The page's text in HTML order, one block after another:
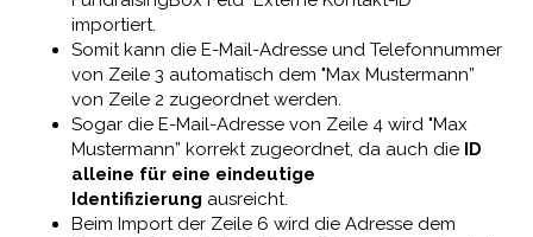
importiert.
Somit kann die E-Mail-Adresse und Telefonnummer
von Zeile 3 automatisch dem "Max Mustermann”
von Zeile 2 zugeordnet werden.
Sogar die E-Mail-Adresse von Zeile 4 wird "Max
Mustermann” korrekt zugeordnet, da auch die
ID
alleine für eine eindeutige
Identifizierung ausreicht.
Beim Import der Zeile 6 wird die Adresse dem